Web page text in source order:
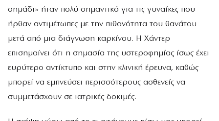
σημάδι» ήταν πολύ σημαντικό για τις γυναίκες που
ήρθαν αντιμέτωπες με την πιθανότητα του θανάτου
μετά από μια διάγνωση καρκίνου. Η Χάντερ
επισημαίνει ότι η σημασία της υστεροφημίας ίσως έχει
ευρύτερο αντίκτυπο και στην κλινική έρευνα, καθώς
μπορεί να εμπνεύσει περισσότερους ασθενείς να
συμμετάσχουν σε ιατρικές δοκιμές.